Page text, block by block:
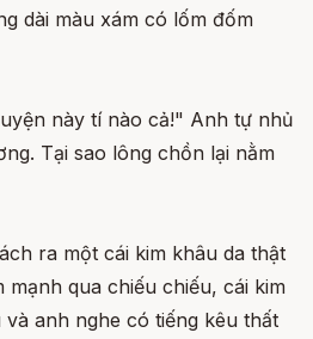
dài màu xám có lốm đốm
này tí nào cả!" Anh tự nhủ
Tại sao lông chồn lại nằm
ra một cái kim khâu da thật
mạnh qua chiếu chiếu, cái kim
anh nghe có tiếng kêu thất